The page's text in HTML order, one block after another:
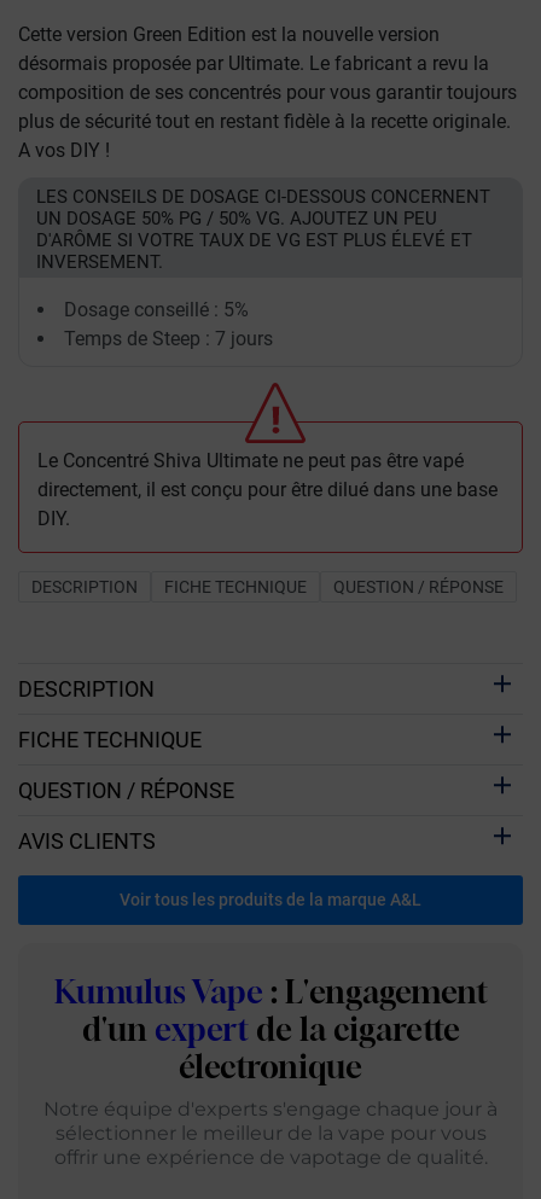
Cette version Green Edition est la nouvelle version
désormais proposée par Ultimate. Le fabricant a revu la
composition de ses concentrés pour vous garantir toujours
plus de sécurité tout en restant fidèle à la recette originale.
A vos DIY !
LES CONSEILS DE DOSAGE CI-DESSOUS CONCERNENT
UN DOSAGE 50% PG / 50% VG. AJOUTEZ UN PEU
D'ARÔME SI VOTRE TAUX DE VG EST PLUS ÉLEVÉ ET
INVERSEMENT.
Dosage conseillé : 5%
Temps de Steep : 7 jours
Le Concentré Shiva Ultimate ne peut pas être vapé
directement, il est conçu pour être dilué dans une base
DIY.
DESCRIPTION FICHE TECHNIQUE QUESTION / RÉPONSE
DESCRIPTION
FICHE TECHNIQUE
QUESTION / RÉPONSE
AVIS CLIENTS
Voir tous les produits de la marque A&L
Kumulus Vape : L'engagement
d'un expert de la cigarette
électronique
Notre équipe d'experts s'engage chaque jour à
sélectionner le meilleur de la vape pour vous
offrir une expérience de vapotage de qualité.